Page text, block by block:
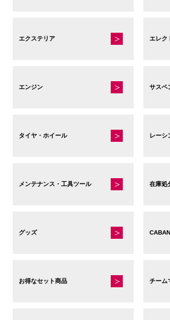
エクステリア エレク
エンジン サスペ
タイヤ・ホイール レーシ
メンテナンス・工具ツール 在庫処
グッズ
お得なセット商品 チーム